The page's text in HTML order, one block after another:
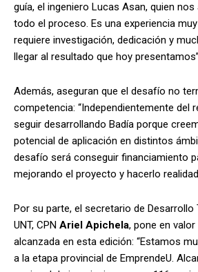
guía, el ingeniero Lucas Asan, quien
todo el proceso. Es una experiencia
requiere investigación, dedicación y
llegar al resultado que hoy
Además, aseguran que el desafío no
competencia: “Independientemente del
seguir desarrollando Badía porque
potencial de aplicación en distintos
desafío será conseguir financiamiento
mejorando el proyecto y hacerlo
Por su parte, el secretario de Desarrollo
UNT, CPN Ariel Apichela, pone en
alcanzada en esta edición: “Estamos
a la etapa provincial de EmprendeU.